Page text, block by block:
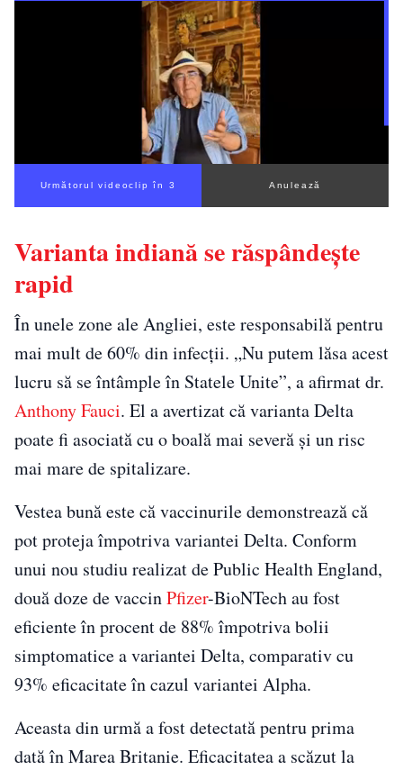
Următorul videoclip în 3 Anulează
Varianta indiană se răspândeşte
rapid
În unele zone ale Angliei, este responsabilă pentru
mai mult de 60% din infecții. „Nu putem lăsa acest
lucru să se întâmple în Statele Unite”, a afirmat dr.
Anthony Fauci. El a avertizat că varianta Delta
poate fi asociată cu o boală mai severă și un risc
mai mare de spitalizare.
Vestea bună este că vaccinurile demonstrează că
pot proteja împotriva variantei Delta. Conform
unui nou studiu realizat de Public Health England,
două doze de vaccinPfizer-BioNTech au fost
eficiente în procent de 88% împotriva bolii
simptomatice a variantei Delta, comparativ cu
93% eficacitate în cazul variantei Alpha.
Aceasta din urmă a fost detectată pentru prima
dată în Marea Britanie. Eficacitatea a scăzut la